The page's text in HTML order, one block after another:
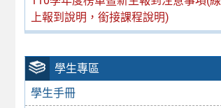
上報到說明，銜接課程說明)
學生專區
學生手冊